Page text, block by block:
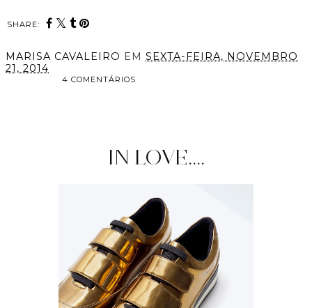
SHARE:
MARISA CAVALEIRO EM SEXTA-FEIRA, NOVEMBRO
21, 2014
4 COMENTÁRIOS
IN LOVE....